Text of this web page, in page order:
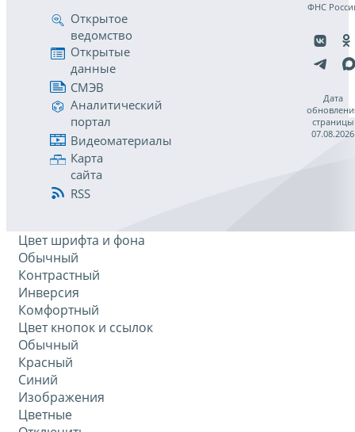
Открытое
ведомство
Открытые
данные
СМЭВ
Аналитический
портал
Видеоматериалы
Карта
сайта
RSS
ФНС
Дата
страницы
07.08.2026
Цвет шрифта и фона
Обычный
Контрастный
Инверсия
Комфортный
Цвет кнопок и ссылок
Обычный
Красный
Синий
Изображения
Цветные